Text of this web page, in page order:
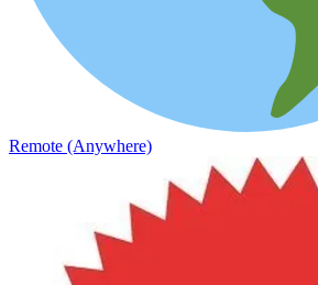
Remote (Anywhere)